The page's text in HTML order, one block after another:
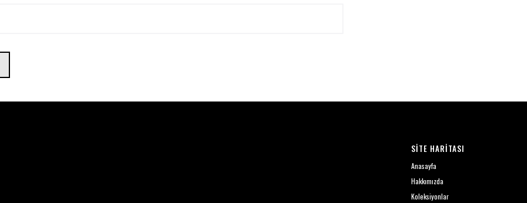
SİTE HARİTASI
Anasayfa
Hakkımızda
Koleksiyonlar